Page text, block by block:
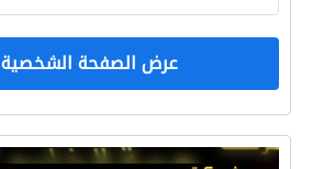
عرض الصفحة الشخصية